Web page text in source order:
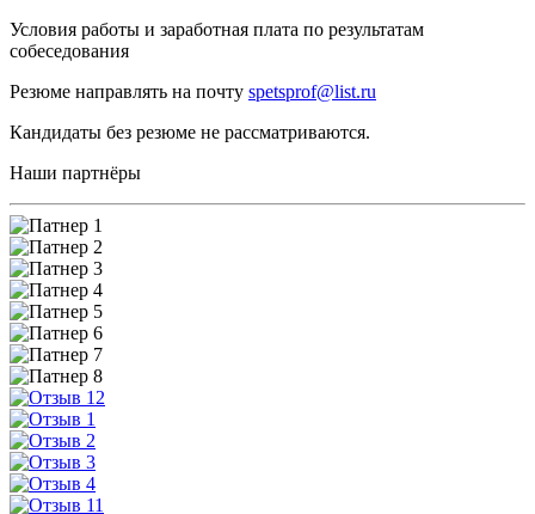
Условия работы и заработная плата по результатам
собеседования
Резюме направлять на почту spetsprof@list.ru
Кандидаты без резюме не рассматриваются.
Наши партнёры